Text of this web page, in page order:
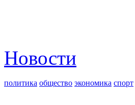
Новости
политика общество экономика спорт